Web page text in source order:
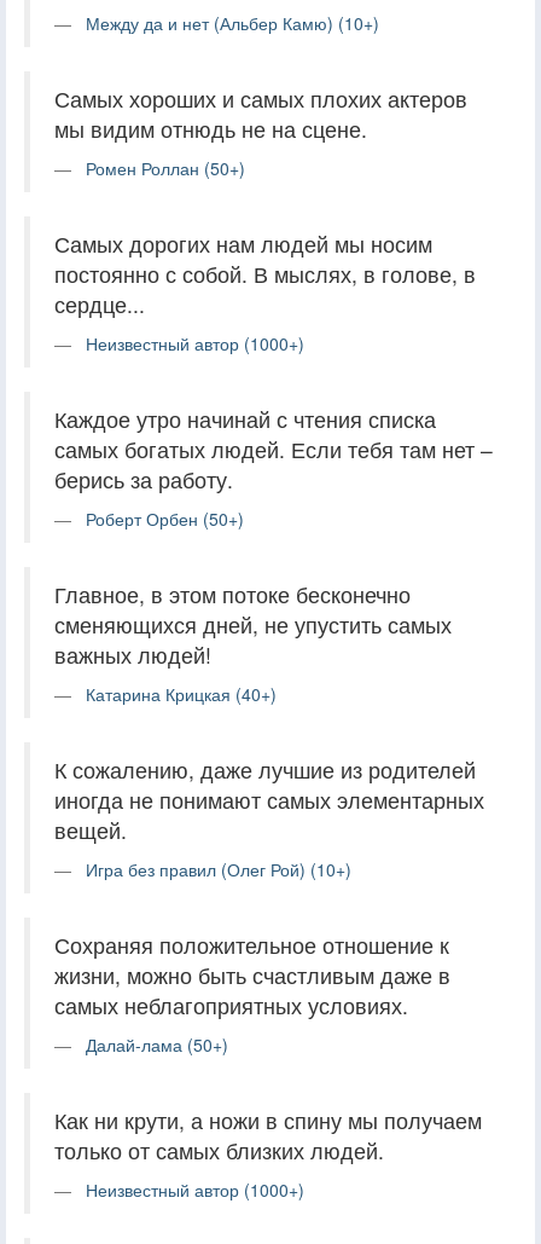
Между да и нет (Альбер Камю) (10+)
Самых хороших и самых плохих актеров
мы видим отнюдь не на сцене.
Ромен Роллан (50+)
Самых дорогих нам людей мы носим
постоянно с собой. В мыслях, в голове, в
сердце...
Неизвестный автор (1000+)
Каждое утро начинай с чтения списка
самых богатых людей. Если тебя там нет –
берись за работу.
Роберт Орбен (50+)
Главное, в этом потоке бесконечно
сменяющихся дней, не упустить самых
важных людей!
Катарина Крицкая (40+)
К сожалению, даже лучшие из родителей
иногда не понимают самых элементарных
вещей.
Игра без правил (Олег Рой) (10+)
Сохраняя положительное отношение к
жизни, можно быть счастливым даже в
самых неблагоприятных условиях.
Далай-лама (50+)
Как ни крути, а ножи в спину мы получаем
только от самых близких людей.
Неизвестный автор (1000+)